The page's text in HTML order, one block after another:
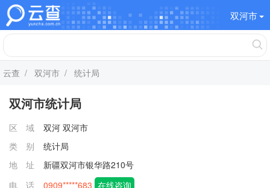
双河市
云查 / 双河市 / 统计局
双河市统计局
区 域 双河 双河市
类 别
统计局
地 址
新疆双河市银华路210号
电 话
0909*****683 在线咨询